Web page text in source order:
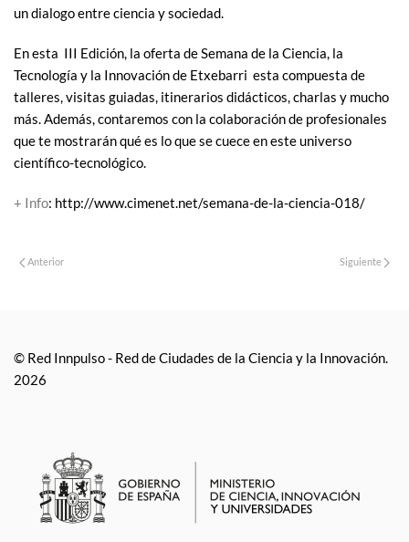
un dialogo entre ciencia y sociedad.
En esta III Edición, la oferta de Semana de la Ciencia, la
Tecnología y la Innovación de Etxebarri esta compuesta de
talleres, visitas guiadas, itinerarios didácticos, charlas y mucho
más. Además, contaremos con la colaboración de profesionales
que te mostrarán qué es lo que se cuece en este universo
científico-tecnológico.
+ Info: http://www.cimenet.net/semana-de-la-ciencia-018/
Anterior Siguiente
© Red Innpulso - Red de Ciudades de la Ciencia y la Innovación.
2026